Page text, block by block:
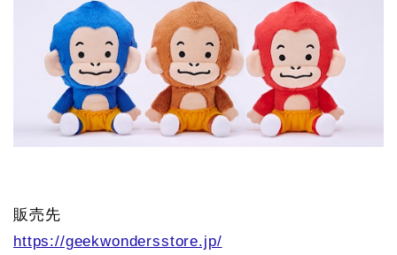
販売先
https://geekwondersstore.jp/